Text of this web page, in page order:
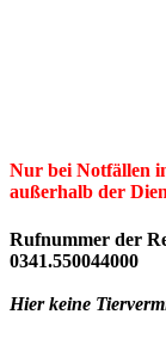
Nur bei Notfällen
außerhalb der
Rufnummer der
0341.550044000
Hier keine